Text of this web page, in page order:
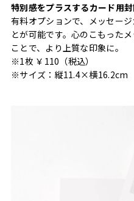
特別感をプラスするカード用
有料オプションで、メッセー
とが可能です。心のこもった
ことで、より上質な印象に。
※1枚 ￥110（税込）
※サイズ：縦11.4×横16.2cm